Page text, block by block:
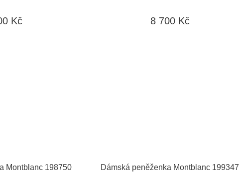
Kč 8 700 Kč
Montblanc 198750
Dámská peněženka Montblanc 199347